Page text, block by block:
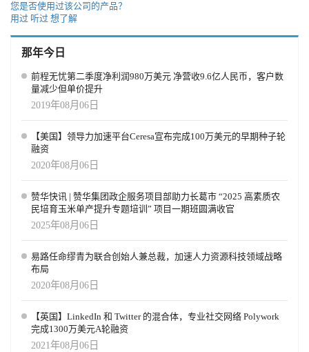
您是否使用过该公司的产品？
用过 听过 想了解
那年今日
前程无忧第二季度净利润980万美元 净营收9.6亿人民币，客户数
量减少但单价提升
2019年08月06日
【美国】领导力加速平台Ceresa宣布完成100万美元的早期种子轮
融资
2020年08月06日
赞华快讯 | 赞华集团政企服务项目部助力长葛市 “2025 高素质农
民培育玉米单产提升专题培训” 项目一期班圆满收官
2025年08月06日
易路任命缪青为联合创始人兼总裁，加速人力资源科技领域战略
布局
2020年08月06日
【英国】LinkedIn 和 Twitter 的混合体，专业社交网络 Polywork
完成1300万美元A轮融资
2021年08月06日